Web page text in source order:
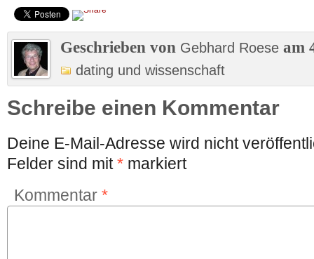
Geschrieben von Gebhard Roese am
dating und wissenschaft
Schreibe einen Kommentar
Deine E-Mail-Adresse wird nicht
Felder sind mit* markiert
Kommentar *